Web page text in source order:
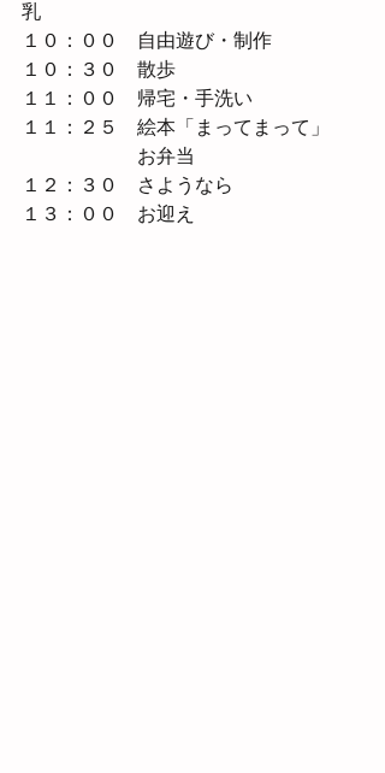
乳
１０：００　自由遊び・制作
１０：３０　散歩
１１：００　帰宅・手洗い
１１：２５　絵本「まってまって」
お弁当
１２：３０　さようなら
１３：００　お迎え